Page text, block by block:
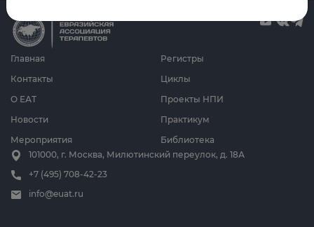
Главная
О ЕАТ
Новости
Мероприятия
Циклы
Проекты НПИ
Практикум
Библиотека
Регистры
Контакты
101000, г. Москва, Милютинский переулок, д. 18А
+7 (495) 708-42-23
info@euat.ru